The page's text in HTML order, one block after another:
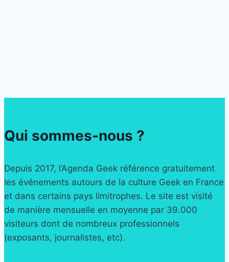
Qui sommes-nous ?
Depuis 2017, l’Agenda Geek référence gratuitement
les événements autours de la culture Geek en France
et dans certains pays limitrophes. Le site est visité
de manière mensuelle en moyenne par 39.000
visiteurs dont de nombreux professionnels
(exposants, journalistes, etc).